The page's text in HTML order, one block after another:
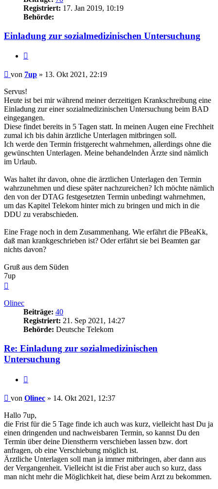
Registriert: 17. Jan 2019, 10:19
Behörde:
Einladung zur sozialmedizinischen Untersuchung
Beitrag
von 7up » 13. Okt 2021, 22:19
Servus!
Heute ist bei mir während meiner derzeitigen Krankschreibung eine
Einladung zur einer sozialmedizinischen Untersuchung beim BAD
eingegangen.
Diese findet bereits in 5 Tagen statt. In meinen Augen eine Frechheit
zumal ich bis dahin ärztliche Unterlagen mitbringen soll.
Ich werde den Termin fristgerecht wahrnehmen, allerdings ohne die
gewünschten Unterlagen. Meine behandelnden Ärzte sind nämlich
im Urlaub.
Was haltet ihr davon, ohne die ärztlichen Unterlagen den Termin
wahrzunehmen und diese später nachzureichen? Ich möchte nämlich
den von der DTAG festgesetzten Termin unbedingt wahrnehmen,
um das Kapitel Telekom hinter mich zu bringen und mich in die
DDU zu verabschieden.
Eine Frage noch in dem Zusammenhang. Wie erfährt die PBeaKk,
daß man krankgeschrieben ist? Oder erfährt sie bei Beamten gar
nichts davon?
Gruß aus dem Süden
7up
Olinec
Beiträge: 40
Registriert: 21. Sep 2021, 14:27
Behörde: Deutsche Telekom
Re: Einladung zur sozialmedizinischen
Untersuchung
Beitrag
von Olinec » 14. Okt 2021, 12:37
Hallo 7up,
die Frist für die 5 Tage finde ich auch was kurz, vielleicht hast Du ja
einen dringenden und nachweisbaren Termin, so kannst Du den
Termin über deine Dienstherrn verschieben lassen bzw. dort
anfragen, ob eine Verschiebung möglich ist.
Ärztliche Unterlagen soll man ja immer mitbringen, aber dann aus
der Vergangenheit. Vielleicht ist die Frist aber auch so kurz, dass
man nicht mehr die Möglichkeit hat, diese beim Arzt zu bekommen.